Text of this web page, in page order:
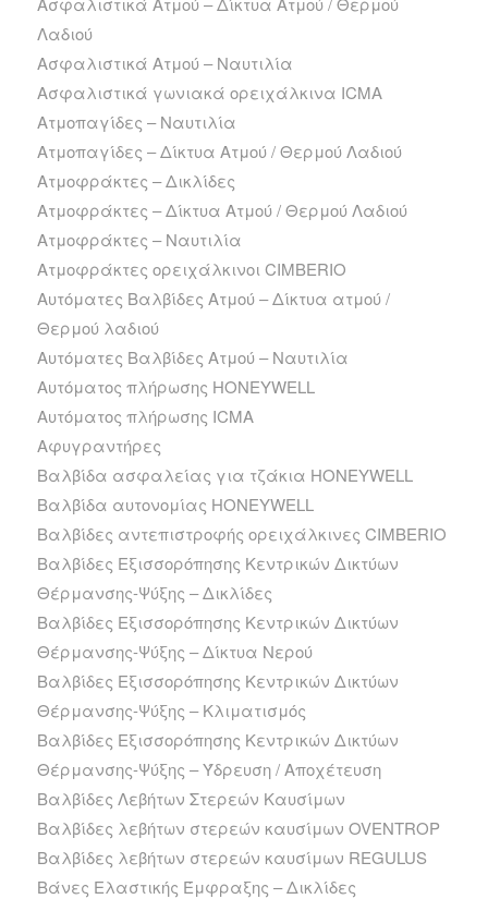
Λαδιού
Ασφαλιστικά Ατμού – Ναυτιλία
Ασφαλιστικά γωνιακά ορειχάλκινα ICMA
Ατμοπαγίδες – Ναυτιλία
Ατμοπαγίδες – Δίκτυα Ατμού / Θερμού Λαδιού
Ατμοφράκτες – Δικλίδες
Ατμοφράκτες – Δίκτυα Ατμού / Θερμού Λαδιού
Ατμοφράκτες – Ναυτιλία
Ατμοφράκτες ορειχάλκινοι CIMBERIO
Αυτόματες Βαλβίδες Ατμού – Δίκτυα ατμού /
Θερμού λαδιού
Αυτόματες Βαλβίδες Ατμού – Ναυτιλία
Αυτόματος πλήρωσης HONEYWELL
Αυτόματος πλήρωσης ICMA
Αφυγραντήρες
Βαλβίδα ασφαλείας για τζάκια HONEYWELL
Βαλβίδα αυτονομίας HONEYWELL
Βαλβίδες αντεπιστροφής ορειχάλκινες CIMBERIO
Βαλβίδες Εξισσορόπησης Κεντρικών Δικτύων
Θέρμανσης-Ψύξης – Δικλίδες
Βαλβίδες Εξισσορόπησης Κεντρικών Δικτύων
Θέρμανσης-Ψύξης – Δίκτυα Νερού
Βαλβίδες Εξισσορόπησης Κεντρικών Δικτύων
Θέρμανσης-Ψύξης – Κλιματισμός
Βαλβίδες Εξισσορόπησης Κεντρικών Δικτύων
Θέρμανσης-Ψύξης – Ύδρευση / Αποχέτευση
Βαλβίδες Λεβήτων Στερεών Καυσίμων
Βαλβίδες λεβήτων στερεών καυσίμων OVENTROP
Βαλβίδες λεβήτων στερεών καυσίμων REGULUS
Βάνες Ελαστικής Έμφραξης – Δικλίδες